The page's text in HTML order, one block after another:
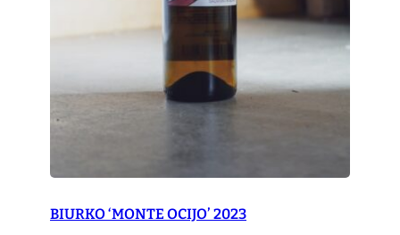
BIURKO ‘MONTE OCIJO’ 2023